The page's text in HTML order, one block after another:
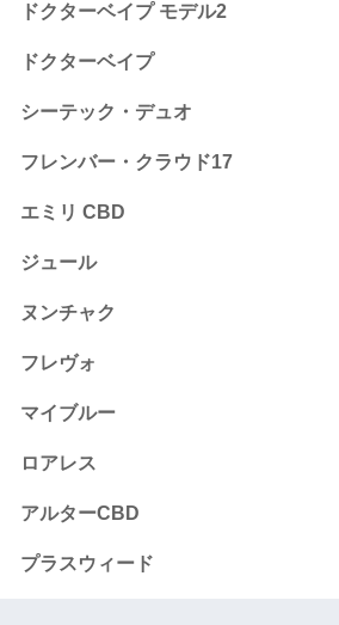
ドクターベイプ モデル2
ドクターベイプ
シーテック・デュオ
フレンバー・クラウド17
エミリ CBD
ジュール
ヌンチャク
フレヴォ
マイブルー
ロアレス
アルターCBD
プラスウィード